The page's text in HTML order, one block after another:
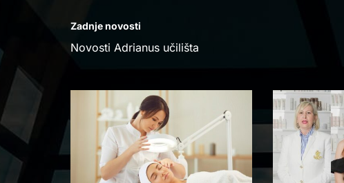
Zadnje novosti
Novosti Adrianus učilišta